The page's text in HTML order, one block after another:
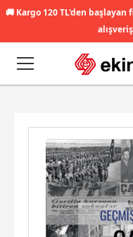
🚚 Kargo 120 TL'den